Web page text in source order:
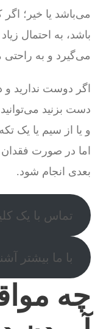
می‌باشد یا خیر؛
باشد، به احتمال
می‌گیرد و به
اگر دوست ندارید و
دست بزنید
و یا از سیم یا یک
اما در صورت
بعدی انجام شود.
تماس با یک
با ما بیشتر
چه